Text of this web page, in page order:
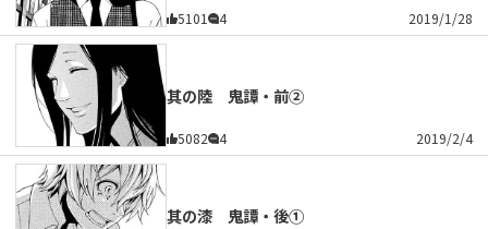
5101 4 2019/1/28
其の陸 鬼譚・前②
5082 4 2019/2/4
其の漆 鬼譚・後①